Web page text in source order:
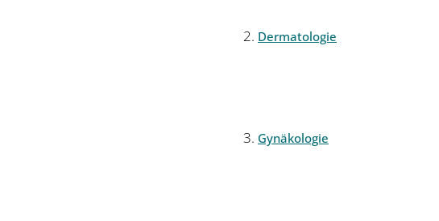
Dermatologie
Gynäkologie